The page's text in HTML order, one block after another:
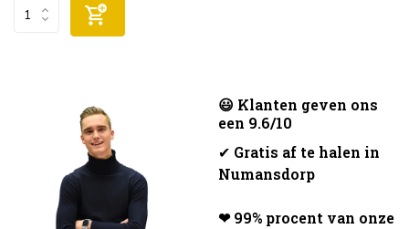
😃 Klanten geven ons
een 9.6/10
✔ Gratis af te halen in
Numansdorp
❤ 99% procent van onze